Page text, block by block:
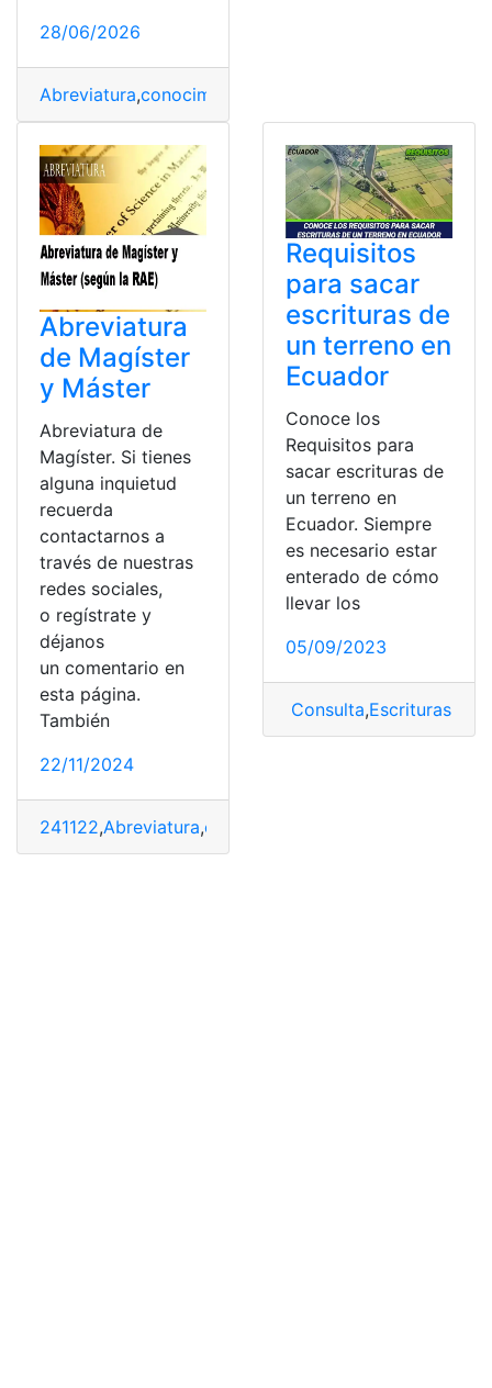
28/06/2026
Abreviatura,conocimientos y ortografía
Abreviatura
de Magíster
y Máster
Abreviatura de
Magíster. Si tienes
alguna inquietud
recuerda
contactarnos a
través de nuestras
redes sociales,
o regístrate y
déjanos
un comentario en
esta página.
También
22/11/2024
241122,Abreviatura,conocimientos y ortografía
Requisitos
para sacar
escrituras de
un terreno en
Ecuador
Conoce los
Requisitos para
sacar escrituras de
un terreno en
Ecuador. Siempre
es necesario estar
enterado de cómo
llevar los
05/09/2023
Consulta,Escrituras